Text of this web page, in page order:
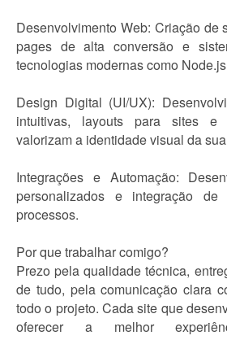
Desenvolvimento Web: Criação de
pages de alta conversão e
tecnologias modernas como
Design Digital (UI/UX):
intuitivas, layouts para sites e
valorizam a identidade visual da
Integrações e Automação:
personalizados e integração
processos.
Por que trabalhar comigo?
Prezo pela qualidade técnica,
de tudo, pela comunicação clara
todo o projeto. Cada site que
oferecer a melhor